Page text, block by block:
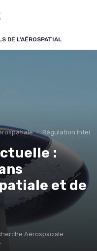
DE L'AÉROSPATIAL
Régulation
:
et de
Aérospaciale